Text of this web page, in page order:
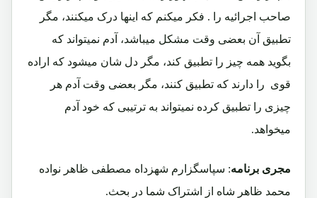
صاحب اجرائیه را . فکر میکنم که اینها درک میکنند، مگر
تطبیق آن بعضی وقت مشکل میباشد، آدم نمیتواند که
بگوید همه چیز را تطبیق کند، مگر دل شان میشود که اراده
قوی را دارند که تطبیق کنند، مگر بعضی وقت آدم هر
چیزی را تطبیق کرده نمیتواند به ترتیبی که خود آدم
میخواهد.
مجری برنامه: سپاسگزارم شهزداه مصطفی ظاهر نواده
محمد ظاهر شاه از اشتراک شما در بحث.